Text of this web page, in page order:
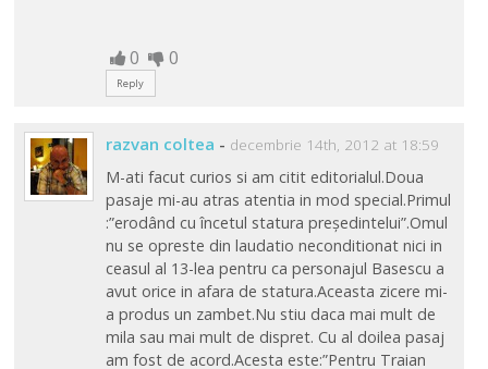
0 0
Reply
razvan coltea - decembrie 14th, 2012 at 18:59
M-ati facut curios si am citit editorialul.Doua
pasaje mi-au atras atentia in mod special.Primul
:”erodând cu încetul statura președintelui”.Omul
nu se opreste din laudatio neconditionat nici in
ceasul al 13-lea pentru ca personajul Basescu a
avut orice in afara de statura.Aceasta zicere mi-
a produs un zambet.Nu stiu daca mai mult de
mila sau mai mult de dispret. Cu al doilea pasaj
am fost de acord.Acesta este:”Pentru Traian